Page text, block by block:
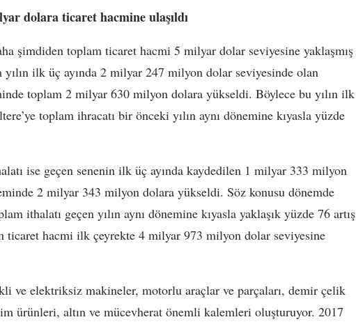
dolara ticaret hacmine ulaşıldı
şimdiden toplam ticaret hacmi 5 milyar dolar seviyesine yaklaşmış
yılın ilk üç ayında 2 milyar 247 milyon dolar seviyesinde olan
toplam 2 milyar 630 milyon dolara yükseldi. Böylece bu yılın ilk
toplam ihracatı bir önceki yılın aynı dönemine kıyasla yüzde
ise geçen senenin ilk üç ayında kaydedilen 1 milyar 333 milyon
2 milyar 343 milyon dolara yükseldi. Söz konusu dönemde
ithalatı geçen yılın aynı dönemine kıyasla yaklaşık yüzde 76 artış
hacmi ilk çeyrekte 4 milyar 973 milyon dolar seviyesine
ve elektriksiz makineler, motorlu araçlar ve parçaları, demir çelik
ürünleri, altın ve mücevherat önemli kalemleri oluşturuyor. 2017